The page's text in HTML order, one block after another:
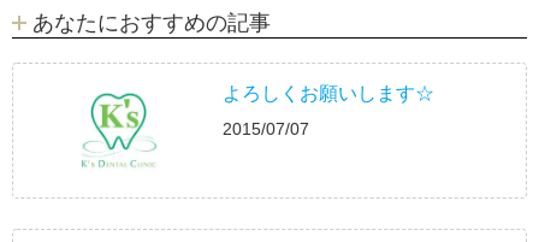
あなたにおすすめの記事
よろしくお願いします☆
2015/07/07